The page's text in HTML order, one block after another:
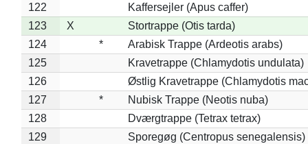
122
Kaffersejler (Apus caffer)
123
X
Stortrappe (Otis tarda)
124
*
Arabisk Trappe (Ardeotis arabs)
125
Kravetrappe (Chlamydotis undulata)
126
Østlig Kravetrappe (Chlamydotis
127
*
Nubisk Trappe (Neotis nuba)
128
Dværgtrappe (Tetrax tetrax)
129
Sporegøg (Centropus senegalensis)